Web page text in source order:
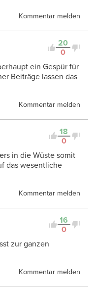
Kommentar melden
20
0
ein Gespür für
Beiträge lassen das
Kommentar melden
18
0
in die Wüste somit
das wesentliche
Kommentar melden
16
0
zur ganzen
Kommentar melden